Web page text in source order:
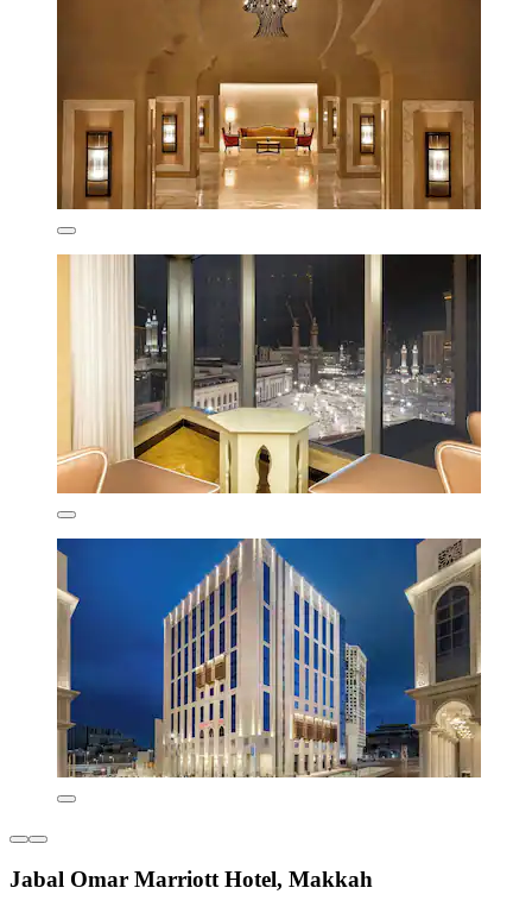
Jabal Omar Marriott Hotel, Makkah